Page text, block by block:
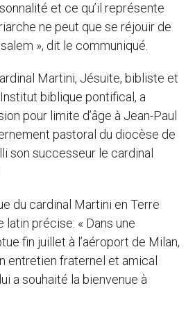
et ce qu’il représente
ne peut que se réjouir de
», dit le communiqué.
Martini, Jésuite, bibliste et
biblique pontifical, a
pour limite d’âge à Jean-Paul
pastoral du diocèse de
son successeur le cardinal
du cardinal Martini en Terre
latin précise: « Dans une
fin juillet à l’aéroport de Milan,
entretien fraternel et amical
a souhaité la bienvenue à